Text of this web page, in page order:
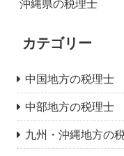
沖縄県の税理士
カテゴリー
中国地方の税理士
中部地方の税理士
九州・沖縄地方の